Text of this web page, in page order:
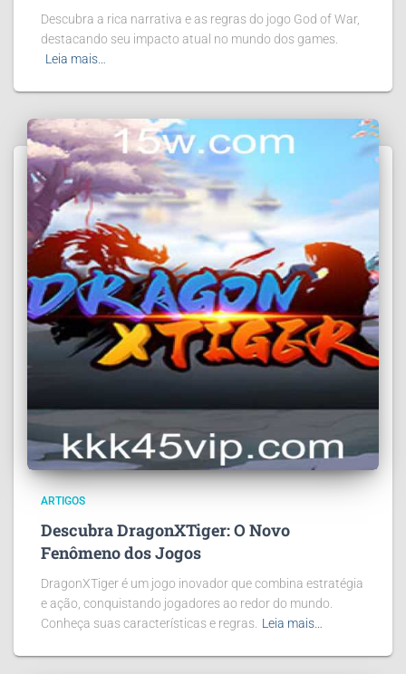
Descubra a rica narrativa e as regras do jogo God of War,
destacando seu impacto atual no mundo dos games.
Leia mais…
ARTIGOS
Descubra DragonXTiger: O Novo
Fenômeno dos Jogos
DragonXTiger é um jogo inovador que combina estratégia
e ação, conquistando jogadores ao redor do mundo.
Conheça suas características e regras. Leia mais…